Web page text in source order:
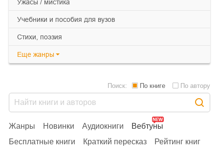
ужасы / мистика
учебники и пособия для вузов
cтихи, поэзия
Еще жанры
Жанры Новинки Аудиокниги
Вебтуны
Бесплатные книги
Краткий пересказ
Рейтинг книг
Поиск: По книге По автору